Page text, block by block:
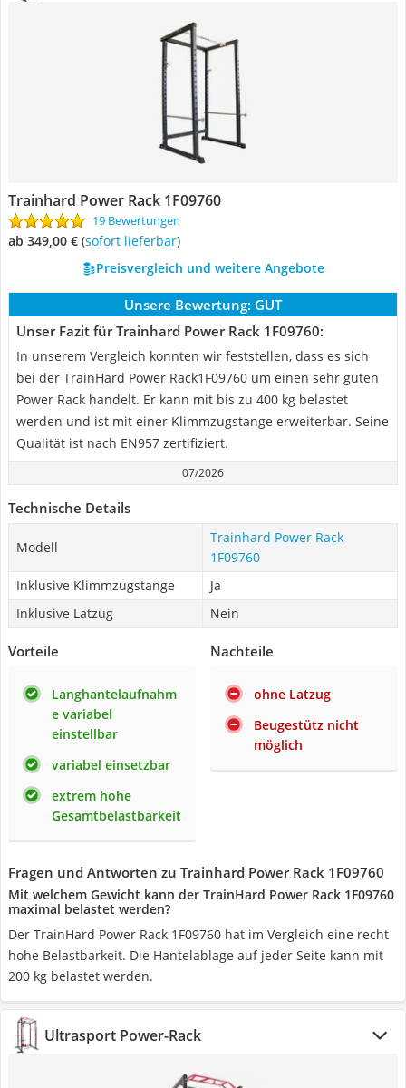
Trainhard Power Rack 1F09760
19 Bewertungen
ab 349,00 € ( Sofort lieferbar)
Preisvergleich und weitere Angebote
Unsere Bewertung: GUT
Unser Fazit für Trainhard Power Rack 1F09760:
In unserem Vergleich konnten wir feststellen, dass es sich
bei der TrainHard Power Rack1F09760 um einen sehr guten
Power Rack handelt. Er kann mit bis zu 400 kg belastet
werden und ist mit einer Klimmzugstange erweiterbar. Seine
Qualität ist nach EN957 zertifiziert.
07/2026
Technische Details
Modell
Trainhard Power Rack
1F09760
Inklusive Klimmzugstange
Ja
Inklusive Latzug
Nein
Vorteile
Langhantelaufnahm
e variabel
einstellbar
variabel einsetzbar
extrem hohe
Gesamtbelastbarkeit
Nachteile
ohne Latzug
Beugestütz nicht
möglich
Fragen und Antworten zu Trainhard Power Rack 1F09760
Mit welchem Gewicht kann der TrainHard Power Rack 1F09760
maximal belastet werden?
Der TrainHard Power Rack 1F09760 hat im Vergleich eine recht
hohe Belastbarkeit. Die Hantelablage auf jeder Seite kann mit
200 kg belastet werden.
Ultrasport Power-Rack